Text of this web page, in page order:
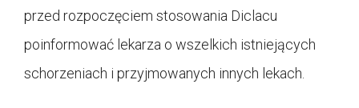
przed rozpoczęciem stosowania Diclacu
poinformować lekarza o wszelkich istniejących
schorzeniach i przyjmowanych innych lekach.